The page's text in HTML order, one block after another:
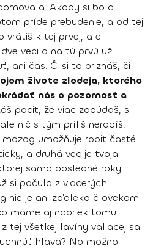
Akoby si bola
príde prebudenie, a od tej
vrátiš k tej prvej, ale
veci a na tú prvú už
ani čas. Či si to priznáš, či
živote zlodeja, ktorého
nás o pozornosť a
pocit, že viac zabúdaš, si
nič s tým príliš nerobíš,
mozog umožňuje robiť časté
a druhá vec je tvoja
sama posledné roky
si počula z viacerých
nie je ani zďaleka človekom
máme aj napriek tomu
tej všetkej lavíny valiacej sa
hlava? No možno